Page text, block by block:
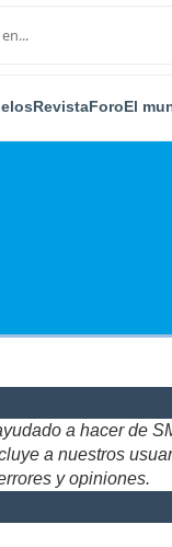
RevistaForoEl
a hacer de
a nuestros
y opiniones.